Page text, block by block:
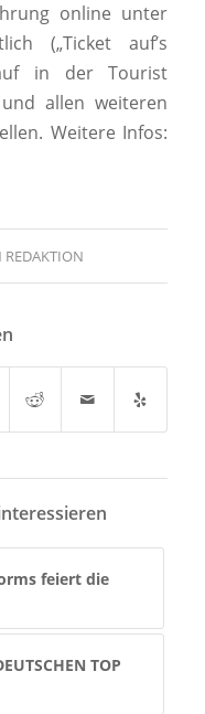
online unter
(„Ticket auf’s
in der Tourist
allen weiteren
Weitere Infos:
REDAKTION
feiert die
TOP